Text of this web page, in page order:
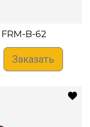
FRM-B-62
Заказать